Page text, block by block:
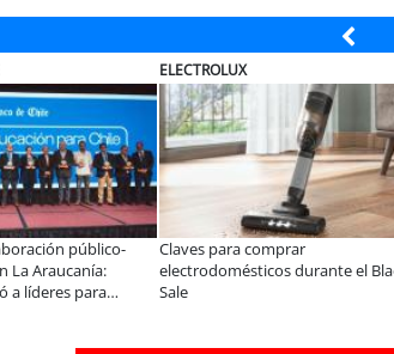
A dos años de la Ley Karin:
especialistas afirman que el desafío es
consolidar un cambio cultural en las
Últimos días
Vecino